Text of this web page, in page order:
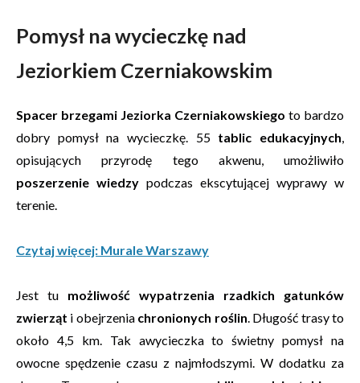
Pomysł na wycieczkę nad
Jeziorkiem Czerniakowskim
Spacer brzegami Jeziorka Czerniakowskiego to bardzo
dobry pomysł na wycieczkę. 55 tablic edukacyjnych
opisujących przyrodę tego akwenu, umożliwiło
poszerzenie wiedzy podczas ekscytującej wyprawy w
terenie.
Czytaj więcej: Murale Warszawy
Jest tu możliwość wypatrzenia rzadkich gatunków
zwierząt i obejrzeniachronionych roślin . Długość trasy to
około 4,5 km. Tak awycieczka to świetny pomysł na
owocne spędzenie czasu z najmłodszymi. W dodatku za